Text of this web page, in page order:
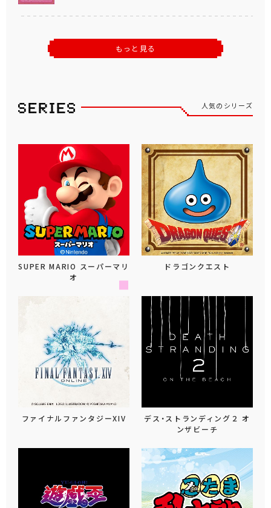
もっと見る
人気のシリーズ
SUPER MARIO スーパーマリ
オ
ドラゴンクエスト
ファイナルファンタジーXIV
デス・ストランディング２ オ
ンザビーチ